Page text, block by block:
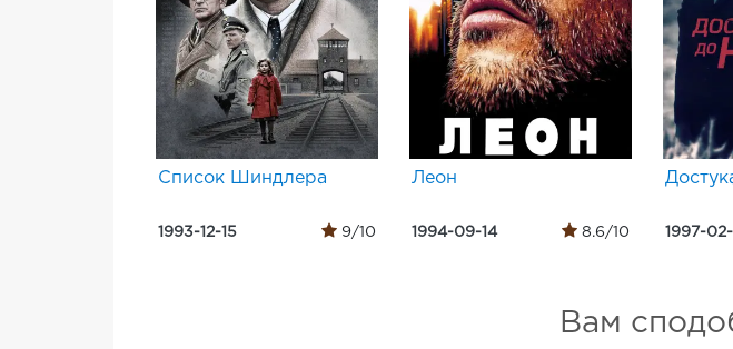
Список Шиндлера
1993-12-15 9/10
Леон
1994-09-14 8.6/10 1997-
Вам